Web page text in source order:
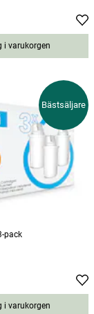
Previous
i varukorgen
Bästsäljare
pack
Previous
i varukorgen